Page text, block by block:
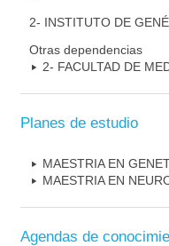
2- INSTITUTO DE
Otras dependencias
2- FACULTAD DE
Planes de estudio
MAESTRIA EN
MAESTRIA EN
Agendas de